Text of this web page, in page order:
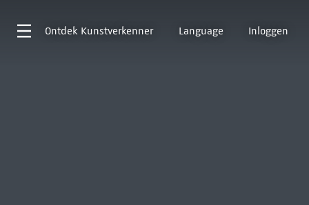
Ontdek Kunstverkenner Language Inloggen